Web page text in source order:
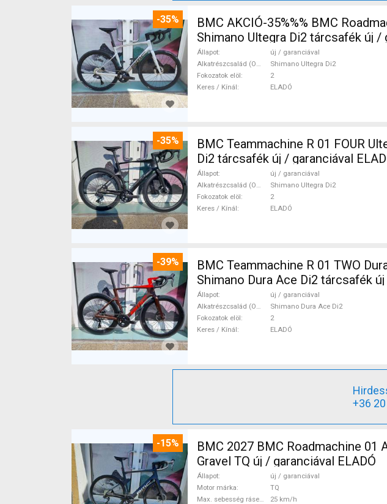
-35%
BMC AKCIÓ-35%%% BMC
Shimano Ultegra Di2 tárcsafék új /
Állapot
új / garanciával
Alkatrészcsalád (Outi)
Shimano Ultegra Di2
Fokozatok elöl
2
Keres / Kínál
ELADÓ
-35%
BMC Teammachine R 01 FOUR
Di2 tárcsafék új / garanciával
Állapot
új / garanciával
Alkatrészcsalád (Outi)
Shimano Ultegra Di2
Fokozatok elöl
2
Keres / Kínál
ELADÓ
-39%
BMC Teammachine R 01 TWO
Shimano Dura Ace Di2 tárcsafék
Állapot
új / garanciával
Alkatrészcsalád (Outi)
Shimano Dura Ace Di2
Fokozatok elöl
2
Keres / Kínál
ELADÓ
+36
-15%
BMC 2027 BMC Roadmachine
Gravel TQ új / garanciával ELADÓ
Állapot
új / garanciával
Motor márka
TQ
Max. sebesség rásegítéssel
25 km/h